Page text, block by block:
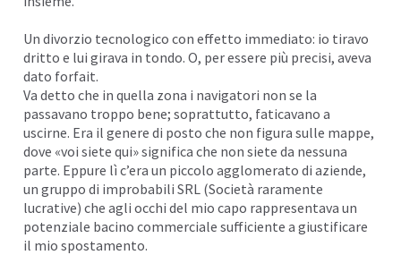
Un divorzio tecnologico con effetto immediato: io tiravo
dritto e lui girava in tondo. O, per essere più precisi, aveva
dato forfait.
Va detto che in quella zona i navigatori non se la
passavano troppo bene; soprattutto, faticavano a
uscirne. Era il genere di posto che non figura sulle mappe,
dove «voi siete qui» significa che non siete da nessuna
parte. Eppure lì c’era un piccolo agglomerato di aziende,
un gruppo di improbabili SRL (Società raramente
lucrative) che agli occhi del mio capo rappresentava un
potenziale bacino commerciale sufficiente a giustificare
il mio spostamento.